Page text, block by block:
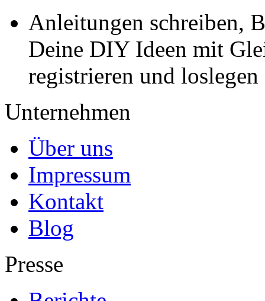
Anleitungen schreiben,
Deine DIY Ideen mit
registrieren und loslegen
Unternehmen
Über uns
Impressum
Kontakt
Blog
Presse